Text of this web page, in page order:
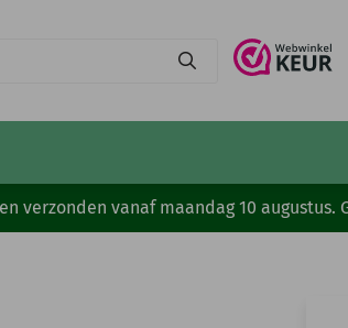
verzonden vanaf maandag 10